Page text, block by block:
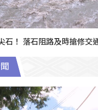
石！ 落石阻路及時搶修交